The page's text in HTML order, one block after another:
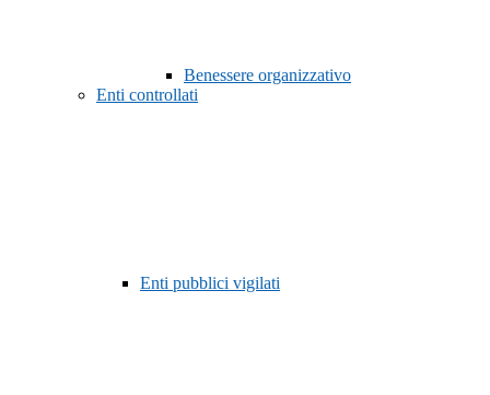
Benessere organizzativo
Enti controllati
Enti pubblici vigilati